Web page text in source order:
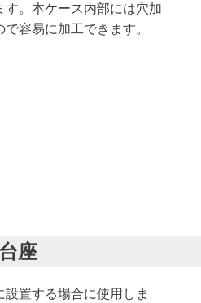
。本ケース内部には穴加
容易に加工できます。
座
置する場合に使用しま